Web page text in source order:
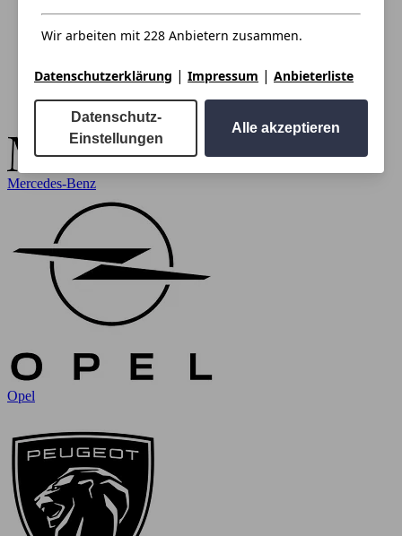
Mercedes-Benz
Opel
Wir arbeiten mit 228 Anbietern zusammen.
Datenschutzerklärung | Impressum | Anbieterliste
Datenschutz-
Einstellungen
Alle akzeptieren